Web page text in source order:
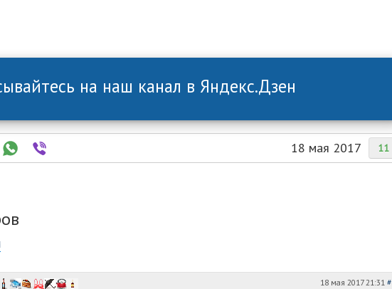
на наш канал в Яндекс.Дзен
11
18 мая 2017
18 мая 2017 21:31 #